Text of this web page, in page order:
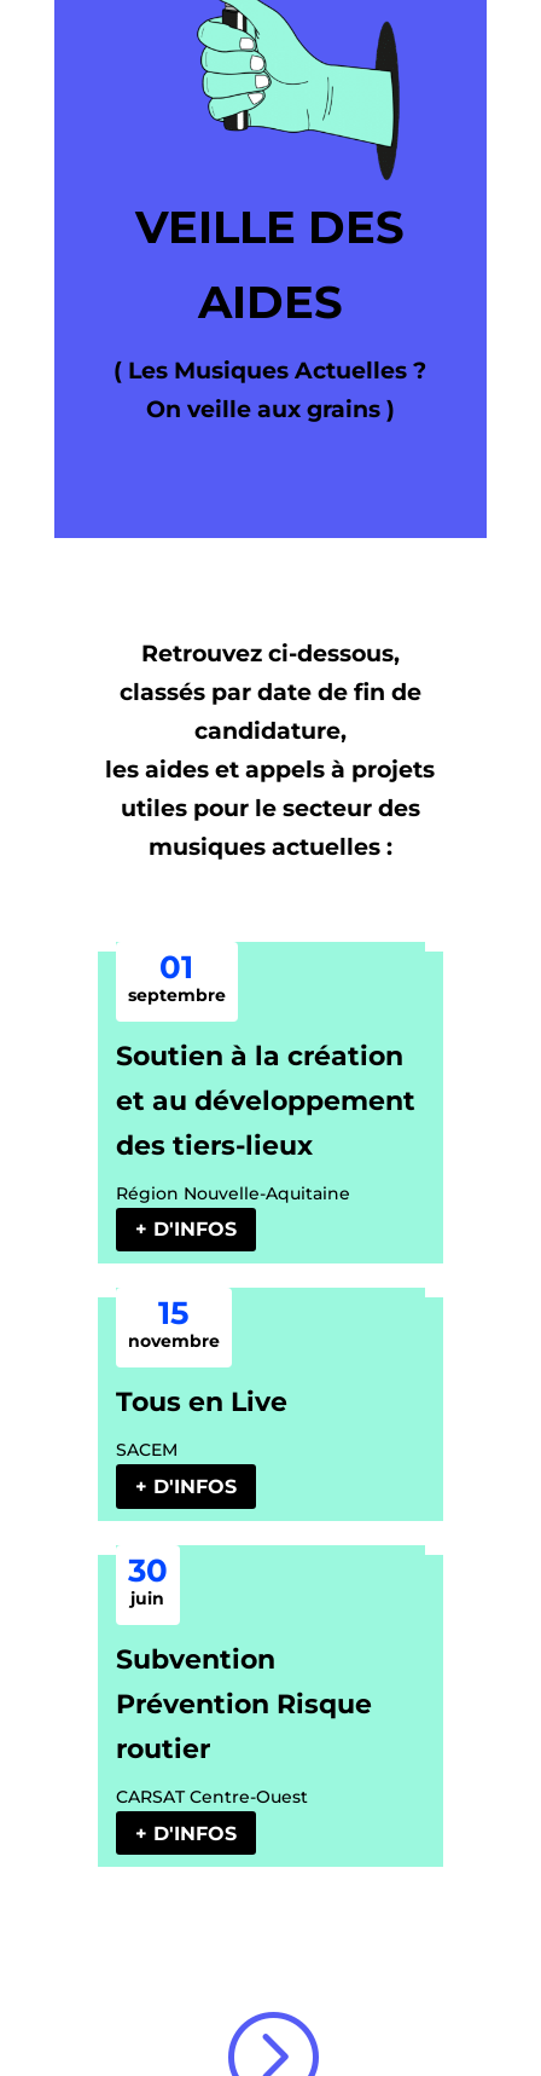
VEILLE DES
AIDES
( Les Musiques Actuelles ?
On veille aux grains )
Retrouvez ci-dessous,
classés par date de fin de
candidature,
les aides et appels à projets
utiles pour le secteur des
musiques actuelles :
01
septembre
Soutien à la création
et au développement
des tiers-lieux
Région Nouvelle-Aquitaine
+ D'INFOS
15
novembre
Tous en Live
SACEM
+ D'INFOS
30
juin
Subvention
Prévention Risque
routier
CARSAT Centre-Ouest
+ D'INFOS
=